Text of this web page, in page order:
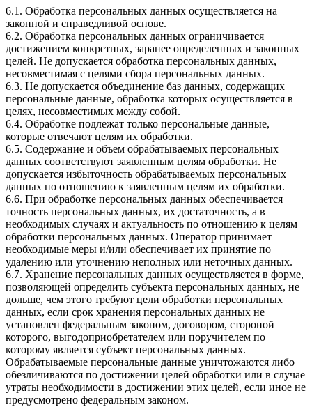
6.1. Обработка персональных данных осуществляется на
законной и справедливой основе.
6.2. Обработка персональных данных ограничивается
достижением конкретных, заранее определенных и законных
целей. Не допускается обработка персональных данных,
несовместимая с целями сбора персональных данных.
6.3. Не допускается объединение баз данных, содержащих
персональные данные, обработка которых осуществляется в
целях, несовместимых между собой.
6.4. Обработке подлежат только персональные данные,
которые отвечают целям их обработки.
6.5. Содержание и объем обрабатываемых персональных
данных соответствуют заявленным целям обработки. Не
допускается избыточность обрабатываемых персональных
данных по отношению к заявленным целям их обработки.
6.6. При обработке персональных данных обеспечивается
точность персональных данных, их достаточность, а в
необходимых случаях и актуальность по отношению к целям
обработки персональных данных. Оператор принимает
необходимые меры и/или обеспечивает их принятие по
удалению или уточнению неполных или неточных данных.
6.7. Хранение персональных данных осуществляется в форме,
позволяющей определить субъекта персональных данных, не
дольше, чем этого требуют цели обработки персональных
данных, если срок хранения персональных данных не
установлен федеральным законом, договором, стороной
которого, выгодоприобретателем или поручителем по
которому является субъект персональных данных.
Обрабатываемые персональные данные уничтожаются либо
обезличиваются по достижении целей обработки или в случае
утраты необходимости в достижении этих целей, если иное не
предусмотрено федеральным законом.